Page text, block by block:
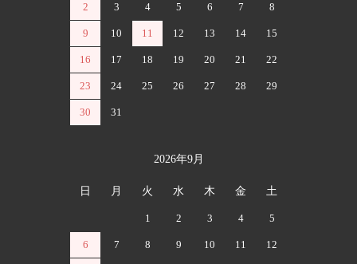
2 3 4 5 6 7 8
9 10 11 12 13 14 15
16 17 18 19 20 21 22
23 24 25 26 27 28 29
30 31
2026年9月
日 月 火 水 木 金 土
1 2 3 4 5
6 7 8 9 10 11 12